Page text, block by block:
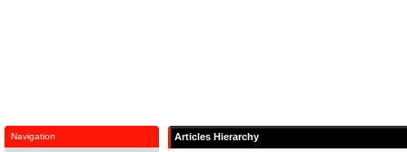
Navigation Articles Hierarchy